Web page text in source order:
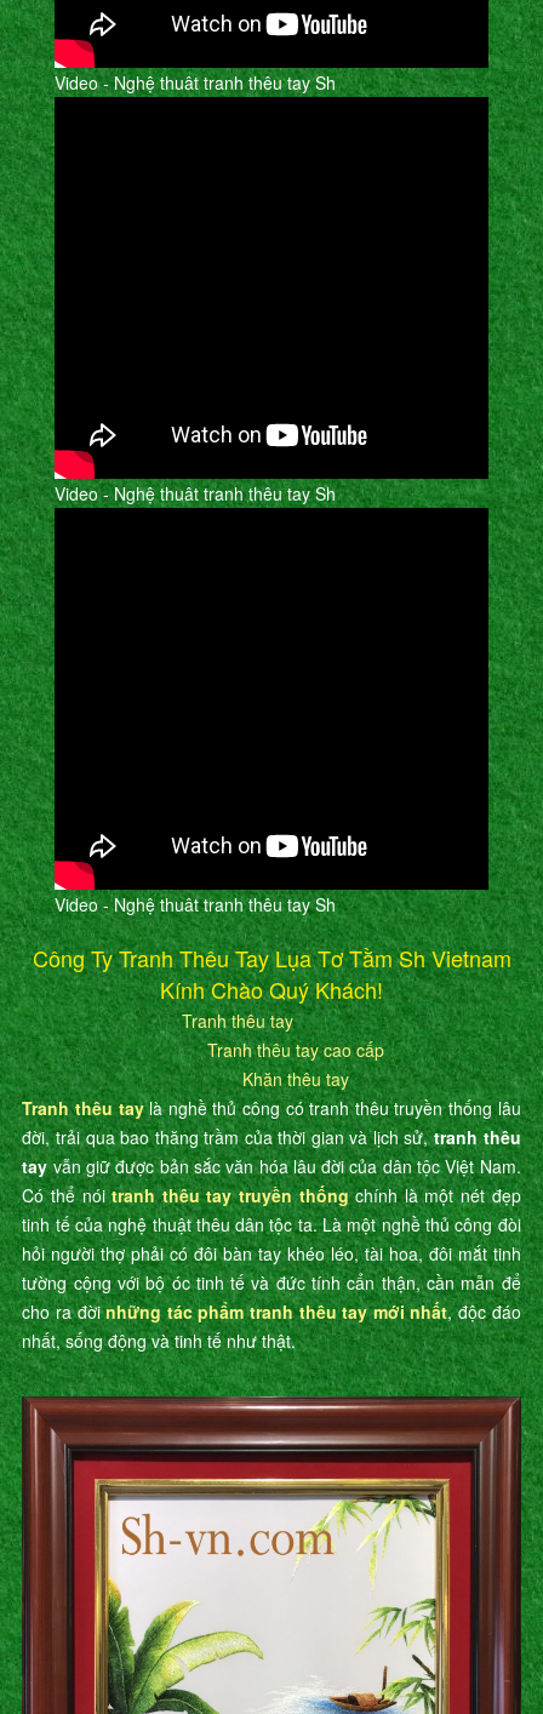
Video - Nghệ thuât tranh thêu tay Sh
Video - Nghệ thuât tranh thêu tay Sh
Video - Nghệ thuât tranh thêu tay Sh
Công Ty Tranh Thêu Tay Lụa Tơ Tằm Sh Vietnam
Kính Chào Quý Khách!
Tranh thêu tay
Tranh thêu tay cao cấp
Khăn thêu tay
Tranh thêu taylà nghề thủ công có tranh thêu truyền thống lâu
đời, trải qua bao thăng trầm của thời gian và lịch sử,tranh thêu
tayvẫn giữ được bản sắc văn hóa lâu đời của dân tộc Việt Nam.
Có thể nóitranh thêu tay truyền thốngchính là một nét đẹp
tinh tế của nghệ thuật thêu dân tộc ta. Là một nghề thủ công đòi
hỏi người thợ phải có đôi bàn tay khéo léo, tài hoa, đôi mắt tinh
tường cộng với bộ óc tinh tế và đức tính cẩn thận, cần mẫn để
cho ra đờinhững tác phẩm tranh thêu tay mới nhất, độc đáo
nhất, sống động và tinh tế như thật.